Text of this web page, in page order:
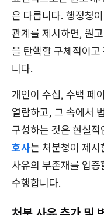
은 다릅니다. 행정청
관계를 제시하면, 원
을 탄핵할 구체적이
니다.
개인이 수십, 수백 페
열람하고, 그 속에서
구성하는 것은 현실
호사는 처분청이 제
사유의 부존재를 입
수행합니다.